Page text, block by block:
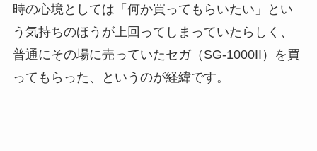
時の心境としては「何か買ってもらいたい」とい
う気持ちのほうが上回ってしまっていたらしく、
普通にその場に売っていたセガ（SG-1000II）を買
ってもらった、というのが経緯です。